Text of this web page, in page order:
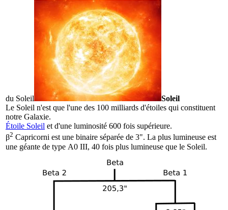
du Soleil
Soleil
Le Soleil n'est que l'une des 100 milliards d'étoiles qui constituent
notre Galaxie.
Étoile Soleil et d'une luminosité 600 fois supérieure.
β2 Capricorni est une binaire séparée de 3". La plus lumineuse est
une géante de type A0 III, 40 fois plus lumineuse que le Soleil.